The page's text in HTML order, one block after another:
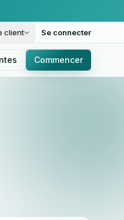
client Se connecter
Commencer